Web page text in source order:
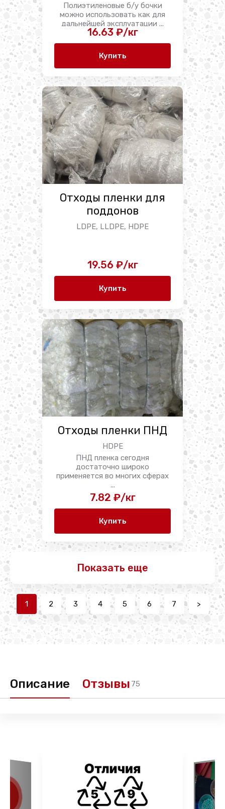
Полиэтиленовые б/у бочки
можно использовать как для
дальнейшей эксплуатации ...
16.63 ₽/кг
Купить
Отходы пленки для
поддонов
LDPE, LLDPE, HDPE
19.56 ₽/кг
Купить
Отходы пленки ПНД
HDPE
ПНД пленка сегодня
достаточно широко
применяется во многих сферах
...
7.82 ₽/кг
Купить
Показать еще
1 2 3 4 5 6 7 >
Описание Отзывы 75